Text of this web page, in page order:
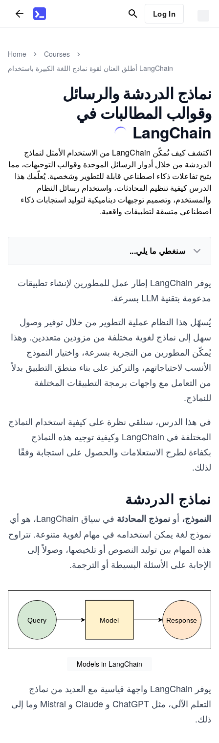
Log In
Home
Courses
أطلق العنان لقوة نماذج اللغة الكبيرة باستخدام LangChain
نماذج الدردشة والرسائل
وقوالب المطالبات في
LangChain
اكتشف كيف تُمكّن LangChain من الاستخدام الأمثل لنماذج
الدردشة من خلال أدوار الرسائل الموحدة وقوالب التوجيهات، مما
يتيح تفاعلات ذكاء اصطناعي قابلة للتطوير وشخصية. يُعلّمك هذا
الدرس كيفية تنظيم المحادثات، واستخدام رسائل النظام
والمستخدم، وتصميم توجيهات ديناميكية لتوليد استجابات ذكاء
اصطناعي متسقة لتطبيقات واقعية.
سنغطي ما يلي...
يوفر LangChain إطار عمل للمطورين لإنشاء تطبيقات
مدعومة بتقنية LLM بسرعة.
يُسهّل هذا النظام عملية التطوير من خلال توفير وصول
سهل إلى نماذج لغوية مختلفة من مزودين متعددين. وهذا
يُمكّن المطورين من التجربة بسرعة، واختيار النموذج
الأنسب لاحتياجاتهم، والتركيز على بناء منطق التطبيق بدلاً
من التعامل مع واجهات برمجة التطبيقات المختلفة
للنماذج.
في هذا الدرس، سنلقي نظرة على كيفية استخدام النماذج
المختلفة في LangChain وكيفية توجيه هذه النماذج
بكفاءة لطرح الاستعلامات والحصول على استجابة وفقًا
لذلك.
نماذج الدردشة
النموذج، أو نموذج المحادثة
في سياق LangChain، هو أي
نموذج لغة يمكن استخدامه في مهام لغوية متنوعة. تتراوح
هذه المهام بين توليد النصوص أو تلخيصها، وصولاً إلى
الإجابة على الأسئلة البسيطة أو الترجمة.
Models in LangChain
يوفر LangChain واجهة قياسية مع العديد من نماذج
التعلم الآلي، مثل ChatGPT و Claude و Mistral وما إلى
ذلك.